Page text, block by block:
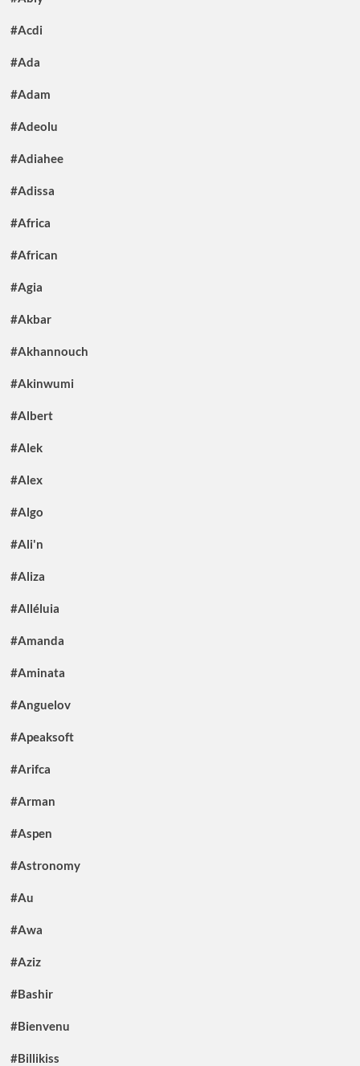
#Acdi
#Ada
#Adam
#Adeolu
#Adiahee
#Adissa
#Africa
#African
#Agia
#Akbar
#Akhannouch
#Akinwumi
#Albert
#Alek
#Alex
#Algo
#Ali'n
#Aliza
#Alléluia
#Amanda
#Aminata
#Anguelov
#Apeaksoft
#Arifca
#Arman
#Aspen
#Astronomy
#Au
#Awa
#Aziz
#Bashir
#Bienvenu
#Billikiss